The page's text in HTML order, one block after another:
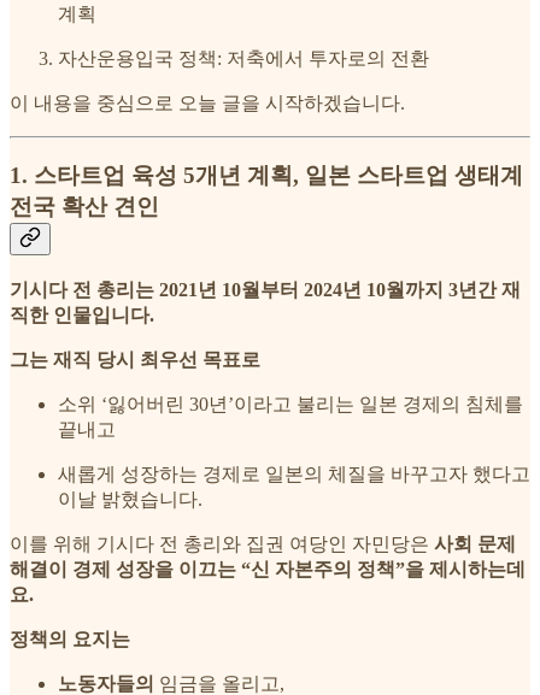
계획
자산운용입국 정책: 저축에서 투자로의 전환
이 내용을 중심으로 오늘 글을 시작하겠습니다.
1. 스타트업 육성 5개년 계획, 일본 스타트업 생태계
전국 확산 견인
기시다 전 총리는 2021년 10월부터 2024년 10월까지 3년간 재
직한 인물입니다.
그는 재직 당시 최우선 목표로
소위 ‘잃어버린 30년’이라고 불리는 일본 경제의 침체를
끝내고
새롭게 성장하는 경제로 일본의 체질을 바꾸고자 했다고
이날 밝혔습니다.
이를 위해 기시다 전 총리와 집권 여당인 자민당은 사회 문제
해결이 경제 성장을 이끄는 “신 자본주의 정책”을 제시하는데
요.
정책의 요지는
노동자들의 임금을 올리고,